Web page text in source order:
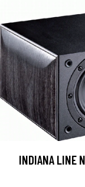
INDIANA LINE